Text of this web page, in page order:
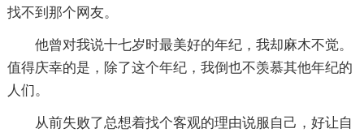
找不到那个网友。
他曾对我说十七岁时最美好的年纪，我却麻木不觉。
值得庆幸的是，除了这个年纪，我倒也不羡慕其他年纪的
人们。
从前失败了总想着找个客观的理由说服自己，好让自